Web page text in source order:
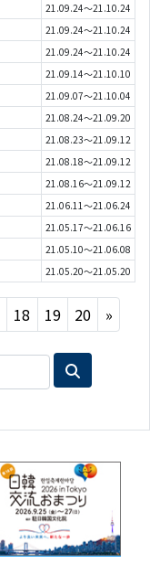
21.09.24～21.10.24
21.09.24～21.10.24
21.09.24～21.10.24
21.09.14～21.10.10
21.09.07～21.10.04
21.08.24～21.09.20
21.08.23～21.09.12
21.08.18～21.09.12
21.08.16～21.09.12
21.06.11～21.06.24
21.05.17～21.06.16
21.05.10～21.06.08
21.05.20～21.05.20
18 19 20 »Next